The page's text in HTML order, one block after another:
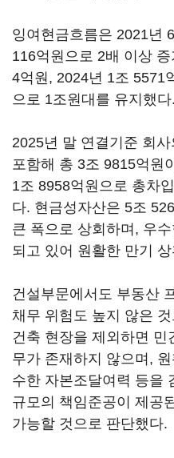
잉여현금흐름은 2021년
116억원으로 2배 이상
4억원, 2024년 1조 5571
으로 1조원대를 유지했다.
2025년 말 연결기준 회
포함해 총 3조 9815억원
1조 8958억원으로 총차
다. 현금성자산은 5조
큰 폭으로 상회하며, 우
되고 있어 원활한 만기
건설부문에서도 부동산
채무 위험도 높지 않은
건축 현장을 제외하면 민
무가 존재하지 않으며,
수한 자본조달여력 등을
규모의 책임준공이 제공
가능할 것으로 판단했다.